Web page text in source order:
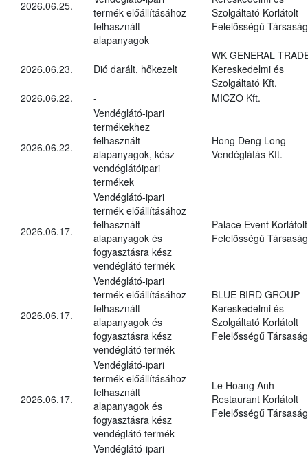
2026.06.25.
termék előállításához
felhasznált
alapanyagok
Szolgáltató Korlátolt
Felelősségű Társaság
2026.06.23. Dió darált, hőkezelt
WK GENERAL
Kereskedelmi és
Szolgáltató Kft.
2026.06.22.
- MICZO Kft.
2026.06.22.
Vendéglátó-ipari
termékekhez
felhasznált
alapanyagok, kész
vendéglátóipari
termékek
Hong Deng Long
Vendéglátás Kft.
2026.06.17.
Vendéglátó-ipari
termék előállításához
felhasznált
alapanyagok és
fogyasztásra kész
vendéglátó termék
Palace Event Korlátolt
Felelősségű Társaság
2026.06.17.
Vendéglátó-ipari
termék előállításához
felhasznált
alapanyagok és
fogyasztásra kész
vendéglátó termék
BLUE BIRD GROUP
Kereskedelmi és
Szolgáltató Korlátolt
Felelősségű Társaság
2026.06.17.
Vendéglátó-ipari
termék előállításához
felhasznált
alapanyagok és
fogyasztásra kész
vendéglátó termék
Le Hoang Anh
Restaurant Korlátolt
Felelősségű Társaság
Vendéglátó-ipari